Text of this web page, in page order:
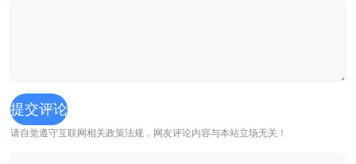
请自觉遵守互联网相关政策法规，网友评论内容与本站立场无关！